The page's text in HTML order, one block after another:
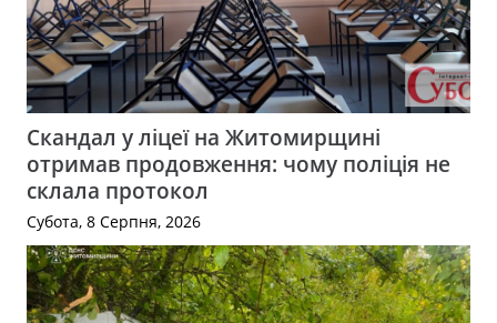
Скандал у ліцеї на Житомирщині
отримав продовження: чому поліція не
склала протокол
Субота, 8 Серпня, 2026